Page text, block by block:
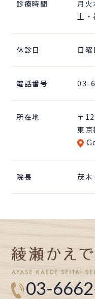
診療時間
月
土
休診日 日曜
電話番号 03-
所在地
〒
東
院長 茂木
03-